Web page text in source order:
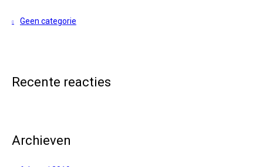
Geen categorie
Recente reacties
Archieven